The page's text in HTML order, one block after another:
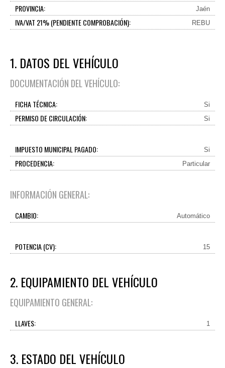
PROVINCIA: Jaén
IVA/VAT 21% (PENDIENTE COMPROBACIÓN): REBU
1. DATOS DEL VEHÍCULO
DOCUMENTACIÓN DEL VEHÍCULO:
FICHA TÉCNICA: Si
PERMISO DE CIRCULACIÓN: Si
IMPUESTO MUNICIPAL PAGADO: Si
PROCEDENCIA: Particular
INFORMACIÓN GENERAL:
CAMBIO: Automático
POTENCIA (CV): 15
2. EQUIPAMIENTO DEL VEHÍCULO
EQUIPAMIENTO GENERAL:
LLAVES: 1
3. ESTADO DEL VEHÍCULO